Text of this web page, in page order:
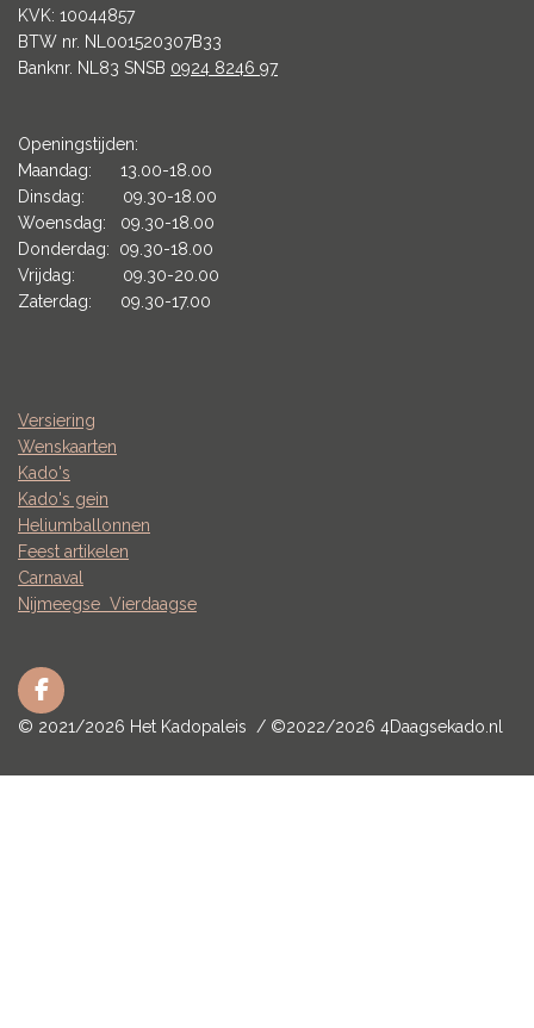
KVK: 10044857
BTW nr. NL001520307B33
Banknr. NL83 SNSB 0924 8246 97
Openingstijden:
Maandag: 13.00-18.00
Dinsdag: 09.30-18.00
Woensdag: 09.30-18.00
Donderdag: 09.30-18.00
Vrijdag: 09.30-20.00
Zaterdag: 09.30-17.00
Versiering
Wenskaarten
Kado's
Kado's gein
Heliumballonnen
Feest artikelen
Carnaval
Nijmeegse Vierdaagse
F
a
© 2021/2026 Het Kadopaleis / ©2022/2026 4Daagsekado.nl